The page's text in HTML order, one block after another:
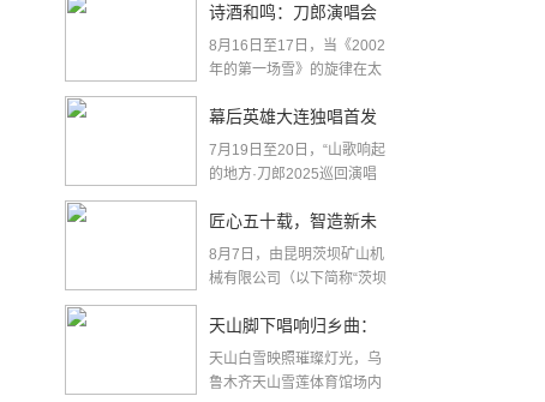
诗酒和鸣：刀郎演唱会
重构商业文化共振新范
8月16日至17日，当《2002
年的第一场雪》的旋律在太
幕后英雄大连独唱首发
《宋彩莲》 刀郎与习酒
7月19日至20日，“山歌响起
的地方·刀郎2025巡回演唱
匠心五十载，智造新未
来！茨坝矿机新产品推
8月7日，由昆明茨坝矿山机
械有限公司（以下简称“茨坝
天山脚下唱响归乡曲：
刀郎年度巡演谢幕与“山
天山白雪映照璀璨灯光，乌
鲁木齐天山雪莲体育馆场内